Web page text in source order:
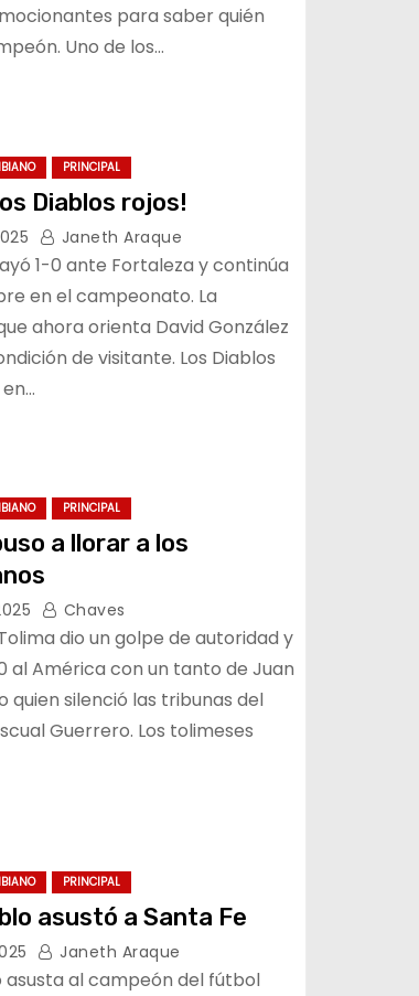
para saber quién
Uno de los…
PRINCIPAL
Diablos rojos!
Janeth Araque
1-0 ante Fortaleza y continúa
en el campeonato. La
ahora orienta David González
de visitante. Los Diablos
PRINCIPAL
a llorar a los
Chaves
dio un golpe de autoridad y
al América con un tanto de Juan
quien silenció las tribunas del
Guerrero. Los tolimeses
PRINCIPAL
asustó a Santa Fe
Janeth Araque
asusta al campeón del fútbol